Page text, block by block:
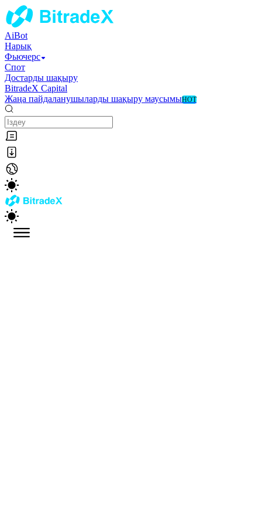
AiBot
Нарық
Фьючерс
Спот
Достарды шақыру
BitradeX Capital
Жаңа пайдаланушыларды шақыру маусымыHOT